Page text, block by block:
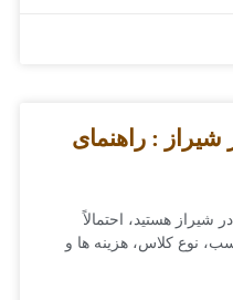
: راهنمای
شیراز هستید، احتمالاً
نوع کلاس، هزینه ‌ها و